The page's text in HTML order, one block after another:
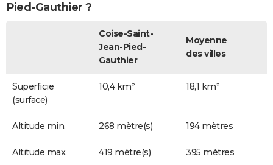
Pied-Gauthier ?
Coise-Saint-
Jean-Pied-
Gauthier
Moyenne
des villes
Superficie
(surface)
10,4 km² 18,1 km²
Altitude min. 268 mètre(s) 194 mètres
Altitude max. 419 mètre(s) 395 mètres